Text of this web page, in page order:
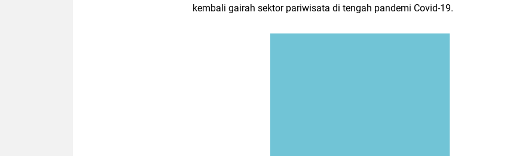
kembali gairah sektor pariwisata di tengah pandemi Covid-19.